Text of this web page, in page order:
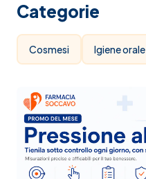
Categorie
Cosmesi Igiene orale